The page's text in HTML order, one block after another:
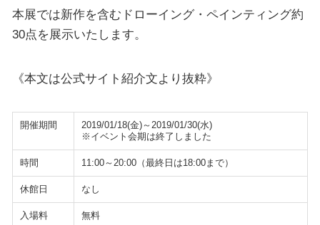
本展では新作を含むドローイング・ペインティング約
30点を展示いたします。
《本文は公式サイト紹介文より抜粋》
開催期間
2019/01/18(金)～2019/01/30(水)
※イベント会期は終了しました
時間 11:00～20:00（最終日は18:00まで）
休館日 なし
入場料 無料